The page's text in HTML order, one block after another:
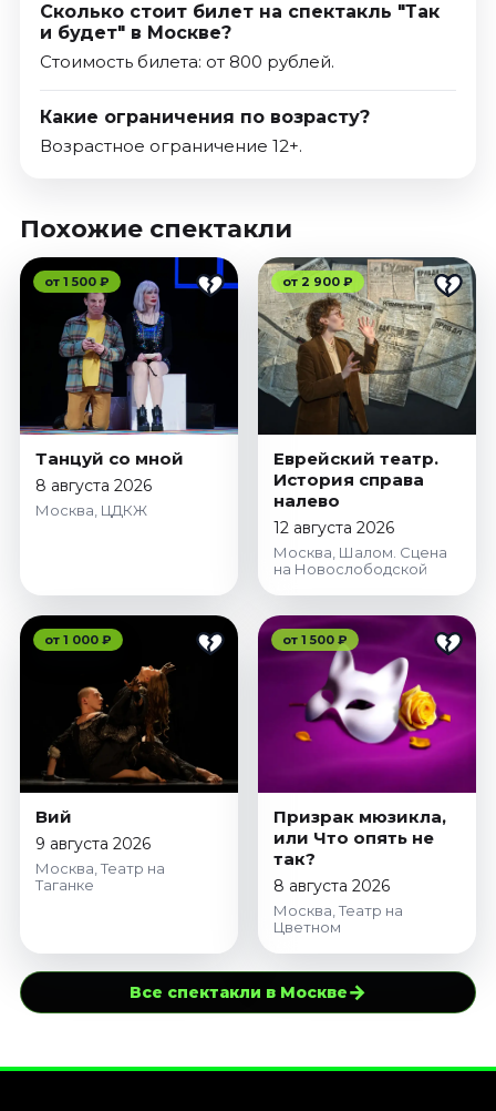
Сколько стоит билет на спектакль "Так
и будет" в Москве?
Стоимость билета: от 800 рублей.
Какие ограничения по возрасту?
Возрастное ограничение 12+.
Похожие спектакли
от 1 500 ₽
Танцуй со мной
8 августа 2026
Москва, ЦДКЖ
от 2 900 ₽
Еврейский театр.
История справа
налево
12 августа 2026
Москва, Шалом. Сцена
на Новослободской
от 1 000 ₽
Вий
9 августа 2026
Москва, Театр на
Таганке
от 1 500 ₽
Призрак мюзикла,
или Что опять не
так?
8 августа 2026
Москва, Театр на
Цветном
Все спектакли в Москве→